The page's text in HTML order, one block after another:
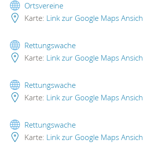
Ortsvereine
Karte: Link zur Google Maps
Rettungswache
Karte: Link zur Google Maps
Rettungswache
Karte: Link zur Google Maps
Rettungswache
Karte: Link zur Google Maps